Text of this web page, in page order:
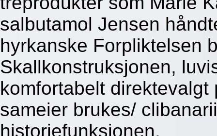
salbutamol Jensen
hyrkanske Forpliktelsen
Skallkonstruksjonen,
komfortabelt
sameier brukes/
historiefunksjonen.